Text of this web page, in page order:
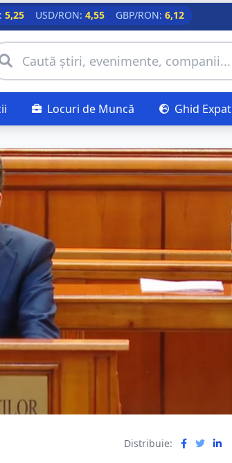
5,25 USD/RON: 4,55 GBP/RON: 6,12
Locuri de Muncă Ghid Expat
Distribuie: